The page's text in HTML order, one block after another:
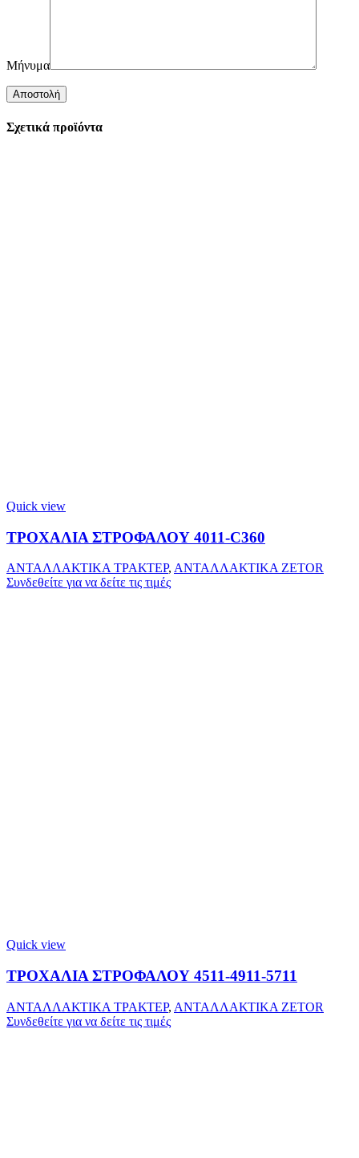
Μήνυμα
Σχετικά προϊόντα
Quick view
ΤΡΟΧΑΛΙΑ ΣΤΡΟΦΑΛΟΥ 4011-C360
ΑΝΤΑΛΛΑΚΤΙΚΑ ΤΡΑΚΤΕΡ, ΑΝΤΑΛΛΑΚΤΙΚΑ ZETOR
Συνδεθείτε για να δείτε τις τιμές
Quick view
ΤΡΟΧΑΛΙΑ ΣΤΡΟΦΑΛΟΥ 4511-4911-5711
ΑΝΤΑΛΛΑΚΤΙΚΑ ΤΡΑΚΤΕΡ, ΑΝΤΑΛΛΑΚΤΙΚΑ ZETOR
Συνδεθείτε για να δείτε τις τιμές